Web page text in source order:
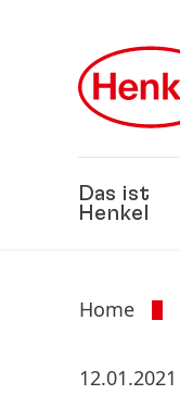
Das ist
Henkel
Home
12.01.2021